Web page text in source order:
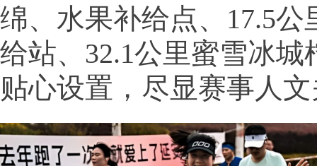
绵、水果补给点、17.5公
给站、32.1公里蜜雪冰城
贴心设置，尽显赛事人